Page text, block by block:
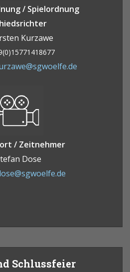
/ Spielordnung
Kurzawe
/ Zeitnehmer
Dose
Schlussfeier